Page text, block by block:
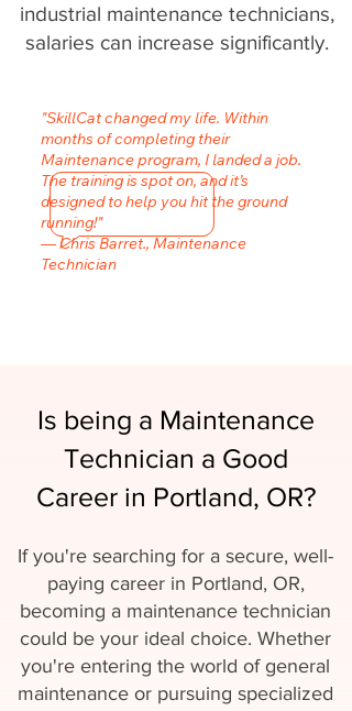
industrial maintenance technicians,
salaries can increase significantly.
"SkillCat changed my life. Within
months of completing their
Maintenance program, I landed a job.
The training is spot on, and it’s
designed to help you hit the ground
running!"
— Chris Barret., Maintenance
Technician
Is being a Maintenance
Technician a Good
Career in Portland, OR?
If you're searching for a secure, well-
paying career in Portland, OR,
becoming a maintenance technician
could be your ideal choice. Whether
you're entering the world of general
maintenance or pursuing specialized